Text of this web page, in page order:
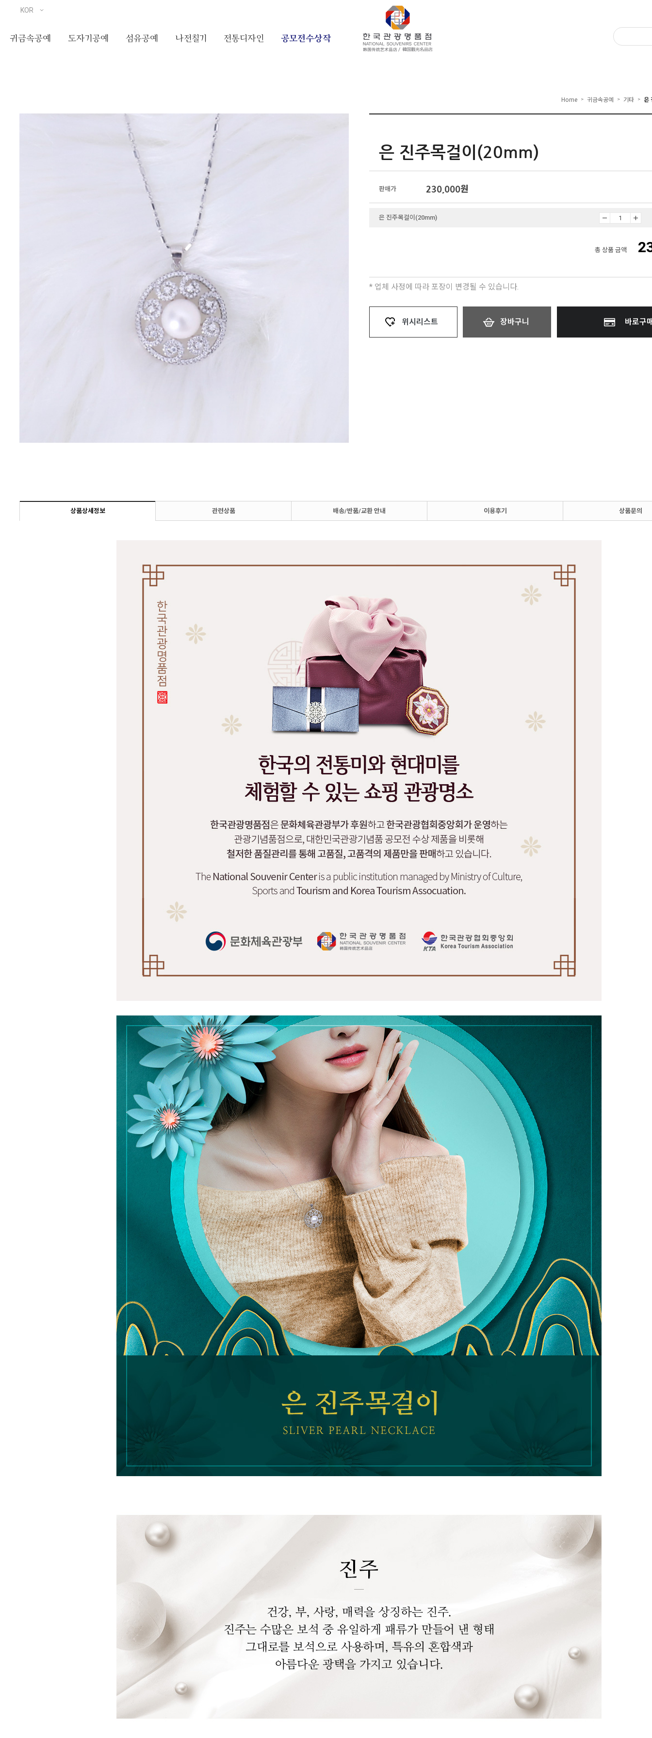
귀금속공예 도자기공예 섬유공예 나전칠기 전통디자인 공모전수상작
Home > 귀금속공예 > 기타 > 은
은 진주목걸이(20mm)
판매가 230,000원
은 진주목걸이(20mm)
총 상품 금액
* 업체 사정에 따라 포장이 변경될 수 있습니다.
위시리스트 장바구니 바로구
상품상세정보 관련상품 배송/반품/교환 안내 이용후기 상품문의